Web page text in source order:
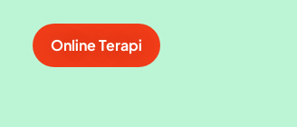
Online Terapi